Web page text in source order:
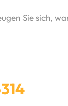
Sie sich,